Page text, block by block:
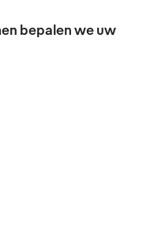
bepalen we uw